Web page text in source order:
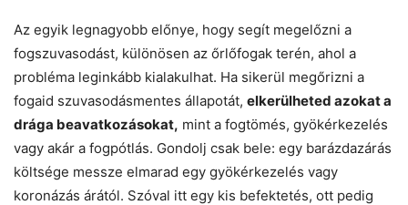
Az egyik legnagyobb előnye, hogy segít megelőzni a
fogszuvasodást, különösen az őrlőfogak terén, ahol a
probléma leginkább kialakulhat. Ha sikerül megőrizni a
fogaid szuvasodásmentes állapotát, elkerülheted azokat a
drága beavatkozásokat, mint a fogtömés, gyökérkezelés
vagy akár a fogpótlás. Gondolj csak bele: egy barázdazárás
költsége messze elmarad egy gyökérkezelés vagy
koronázás árától. Szóval itt egy kis befektetés, ott pedig